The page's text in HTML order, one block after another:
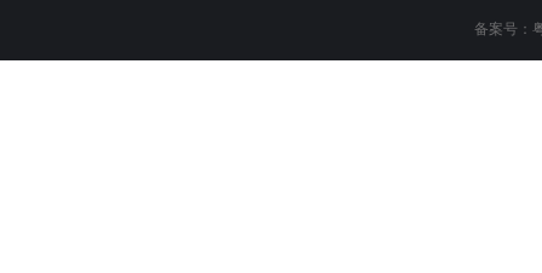
备案号：